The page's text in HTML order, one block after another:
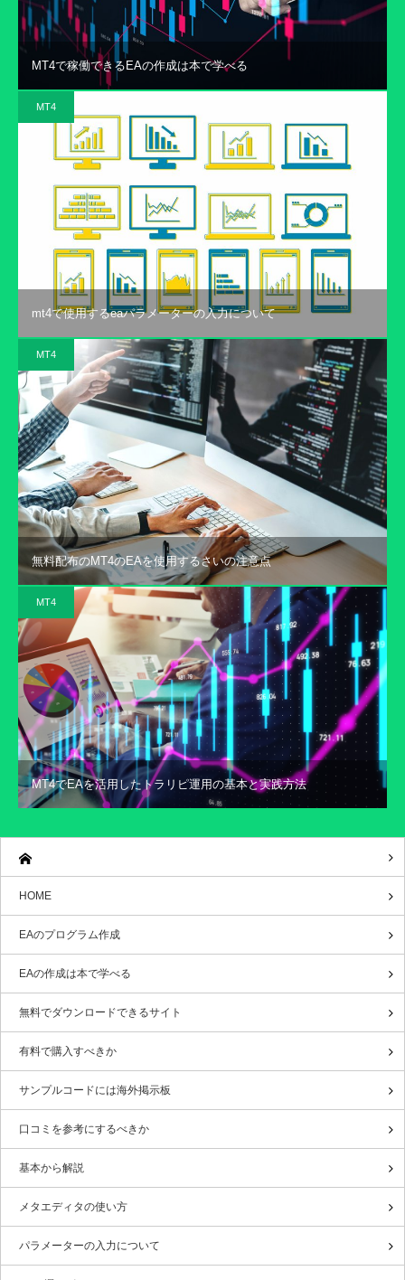
MT4で稼働できるEAの作成は本で学べる
MT4
mt4で使用するeaパラメーターの入力について
MT4
無料配布のMT4のEAを使用するさいの注意点
MT4
MT4でEAを活用したトラリピ運用の基本と実践方法
HOME
EAのプログラム作成
EAの作成は本で学べる
無料でダウンロードできるサイト
有料で購入すべきか
サンプルコードには海外掲示板
口コミを参考にするべきか
基本から解説
メタエディタの使い方
パラメーターの入力について